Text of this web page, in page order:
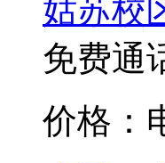
姑苏校
免费通
价格：